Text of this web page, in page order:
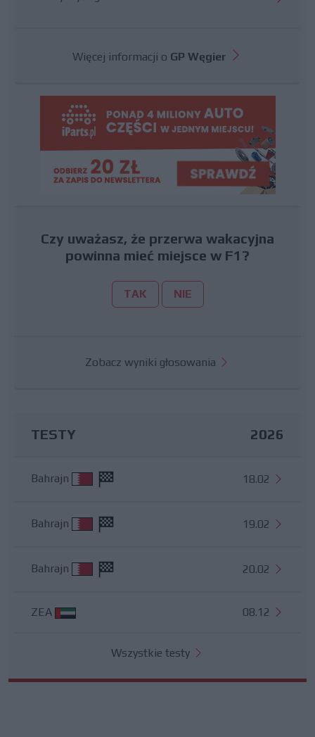
Więcej informacji o GP Węgier
Czy uważasz, że przerwa wakacyjna
powinna mieć miejsce w F1?
TAK NIE
Zobacz wyniki głosowania
TESTY 2026
Bahrajn 18.02
Bahrajn 19.02
Bahrajn 20.02
ZEA 08.12
Wszystkie testy